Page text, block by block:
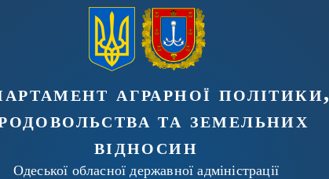
аграрної політики,
та земельних
відносин
Одеської обласної державної адміністрації